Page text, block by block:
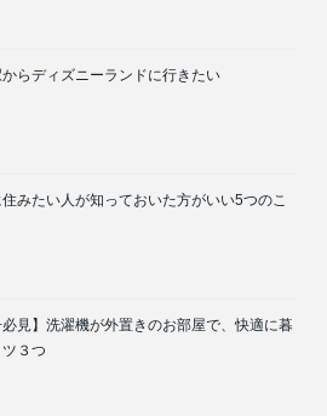
らディズニーランドに行きたい
みたい人が知っておいた方がいい5つのこ
必見】洗濯機が外置きのお部屋で、快適に暮
３つ